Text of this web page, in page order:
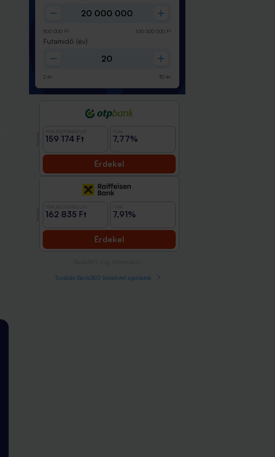
500 000 Ft 100 000 000 Ft
Futamidő (év)
2 év 30 év
159 174 Ft 7,77%
Érdekel
162 835 Ft 7,91%
Érdekel
További Bank360 lakáshitel ajánlatok